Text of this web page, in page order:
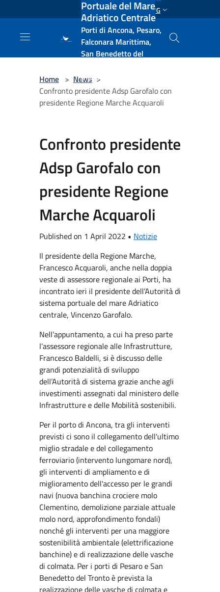
Salta al contenuto principale ENG
Portuale del Mare
Adriatico Centrale
Porti di Ancona, Pesaro,
Falconara Marittima,
San Benedetto del
e Vasto
Home > News >
Confronto presidente Adsp Garofalo con
presidente Regione Marche Acquaroli
Confronto presidente
Adsp Garofalo con
presidente Regione
Marche Acquaroli
Published on 1 April 2022 • Notizie
Il presidente della Regione Marche,
Francesco Acquaroli, anche nella doppia
veste di assessore regionale ai Porti, ha
incontrato ieri il presidente dell’Autorità di
sistema portuale del mare Adriatico
centrale, Vincenzo Garofalo.
Nell’appuntamento, a cui ha preso parte
l’assessore regionale alle Infrastrutture,
Francesco Baldelli, si è discusso delle
grandi potenzialità di sviluppo
dell’Autorità di sistema grazie anche agli
investimenti assegnati dal ministero delle
Infrastrutture e delle Mobilità sostenibili.
Per il porto di Ancona, tra gli interventi
previsti ci sono il collegamento dell'ultimo
miglio stradale e del collegamento
ferroviario (intervento lungomare nord),
gli interventi di ampliamento e di
miglioramento dell'accesso per le grandi
navi (nuova banchina crociere molo
Clementino, demolizione parziale attuale
molo nord, approfondimento fondali)
nonché gli interventi per una maggiore
sostenibilità ambientale (elettrificazione
banchine) e di realizzazione delle vasche
di colmata. Per i porti di Pesaro e San
Benedetto del Tronto è prevista la
realizzazione delle vasche di colmata e